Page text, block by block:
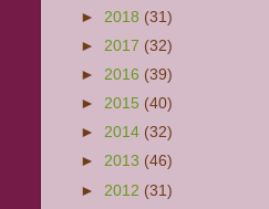
► 2018 (31)
► 2017 (32)
► 2016 (39)
► 2015 (40)
► 2014 (32)
► 2013 (46)
► 2012 (31)